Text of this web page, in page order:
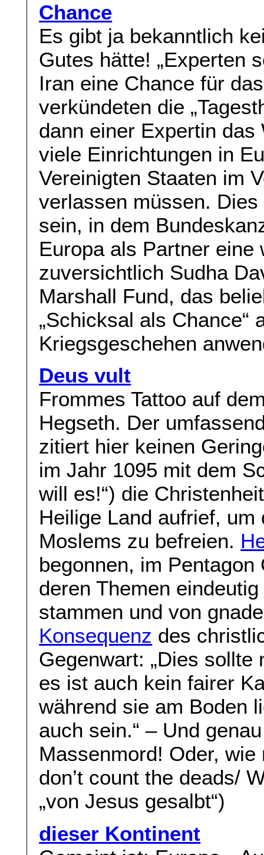
Chance
Es gibt ja bekanntlich
Gutes hätte! „Experten
Iran eine Chance für
verkündeten die
dann einer Expertin das
viele Einrichtungen in
Vereinigten Staaten im
verlassen müssen.
sein, in dem
Europa als Partner eine
zuversichtlich Sudha
Marshall Fund, das
„Schicksal als Chance“
Kriegsgeschehen
Deus vult
Frommes Tattoo auf
Hegseth. Der
zitiert hier keinen
im Jahr 1095 mit dem
will es!“) die
Heilige Land aufrief,
Moslems zu befreien.
begonnen, im
deren Themen
stammen und von
Konsequenz des
Gegenwart: „Dies
es ist auch kein fairer
während sie am Boden
auch sein.“ – Und
Massenmord! Oder,
don’t count the deads/
„von Jesus gesalbt“)
dieser Kontinent